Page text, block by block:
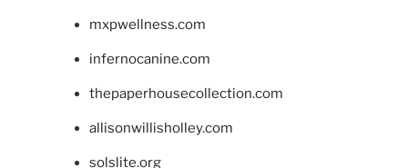
mxpwellness.com
infernocanine.com
thepaperhousecollection.com
allisonwillisholley.com
solslite.org